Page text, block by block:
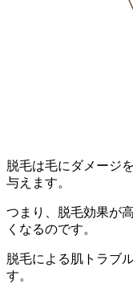
脱毛は毛にダメージ
与えます。
つまり、 脱毛効果が
くなるのです。
脱毛による肌トラブ
す。